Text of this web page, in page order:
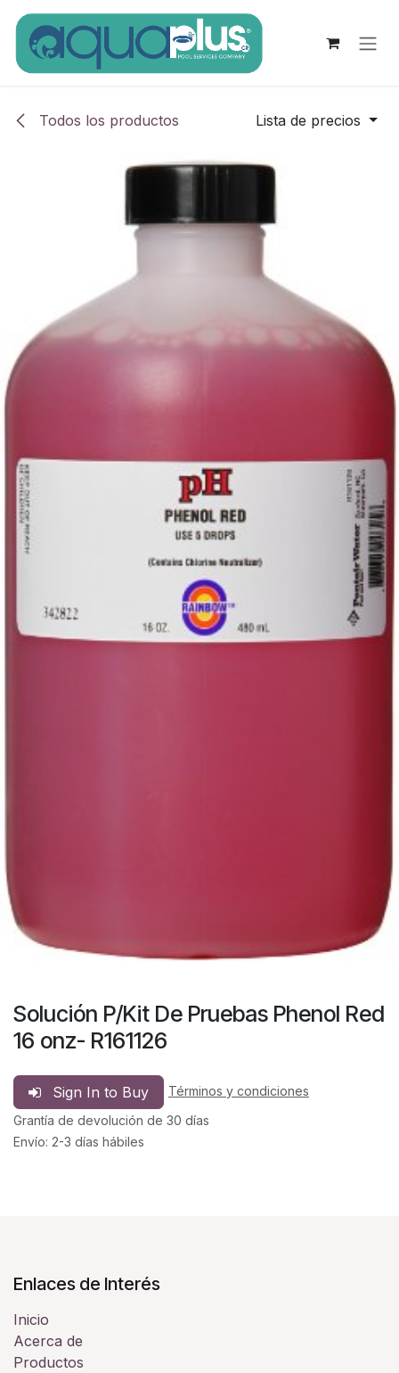
Ir al contenido
Todos los productos Lista de precios
Solución P/Kit De Pruebas Phenol Red
16 onz- R161126
Sign In to Buy
Términos y condiciones
Grantía de devolución de 30 días
Envío: 2-3 días hábiles
Enlaces de Interés
Inicio
Acerca de
Productos